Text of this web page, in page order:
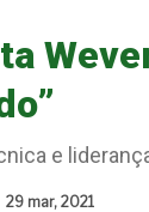
e
29 mar, 2021